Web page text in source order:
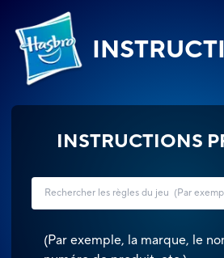
INSTRUCTIONS
(Par exemple, la marque, le